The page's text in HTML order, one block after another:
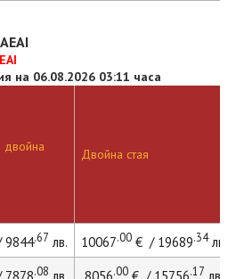
на 06.08.2026 03:11 часа
двойна
Двойна стая
.67 лв. 10067.00€ / 19689.34лв.
.08 .00 .17